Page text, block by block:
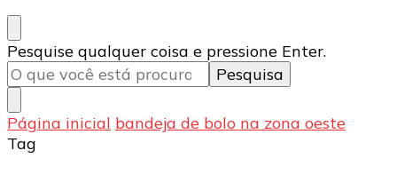
Procurando
algo?
Pesquise qualquer coisa e pressione Enter.
Página inicial bandeja de bolo na zona oeste
Tag